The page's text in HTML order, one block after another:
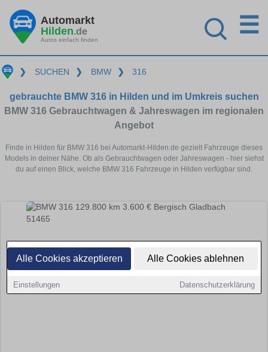
Alle Cookies akzeptieren Alle Cookies ablehnen
Einstellungen Datenschutzerklärung
Automarkt
Hilden.de
Autos einfach finden
☰
❯ SUCHEN ❯ BMW ❯ 316
gebrauchte BMW 316 in Hilden und im Umkreis suchen
BMW 316 Gebrauchtwagen & Jahreswagen im regionalen
Angebot
Finde in Hilden für BMW 316 bei Automarkt-Hilden.de gezielt Fahrzeuge dieses
Models in deiner Nähe. Ob als Gebrauchtwagen oder Jahreswagen - hier siehst
du auf einen Blick, welche BMW 316 Fahrzeuge in Hilden verfügbar sind.